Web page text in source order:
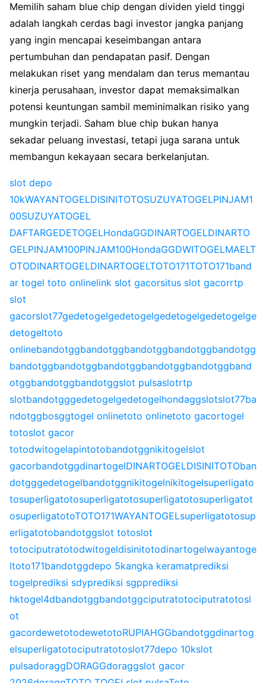
Memilih saham blue chip dengan dividen yield tinggi
adalah langkah cerdas bagi investor jangka panjang
yang ingin mencapai keseimbangan antara
pertumbuhan dan pendapatan pasif. Dengan
melakukan riset yang mendalam dan terus memantau
kinerja perusahaan, investor dapat memaksimalkan
potensi keuntungan sambil meminimalkan risiko yang
mungkin terjadi. Saham blue chip bukan hanya
sekadar peluang investasi, tetapi juga sarana untuk
membangun kekayaan secara berkelanjutan.
slot depo
10kWAYANTOGELDISINITOTOSUZUYATOGELPINJAM1
00SUZUYATOGEL
DAFTARGEDETOGELHondaGGDINARTOGELDINARTO
GELPINJAM100PINJAM100HondaGGDWITOGELMAELT
OTODINARTOGELDINARTOGELTOTO171TOTO171band
ar togel toto onlinelink slot gacorsitus slot gacorrtp
slot
gacorslot77gedetogelgedetogelgedetogelgedetogelge
detogeltoto
onlinebandotggbandotggbandotggbandotggbandotgg
bandotggbandotggbandotggbandotggbandotggband
otggbandotggbandotggslot pulsaslotrtp
slotbandotgggedetogelgedetogelhondaggslotslot77ba
ndotggbosggtogel onlinetoto onlinetoto gacortogel
totoslot gacor
totodwitogelapintotobandotggnikitogelslot
gacorbandotggdinartogelDINARTOGELDISINITOTOban
dotgggedetogelbandotggnikitogelnikitogelsuperligato
tosuperligatotosuperligatotosuperligatotosuperligatot
osuperligatotoTOTO171WAYANTOGELsuperligatotosup
erligatotobandotggslot totoslot
totociputratotodwitogeldisinitotodinartogelwayantoge
ltoto171bandotggdepo 5kangka keramatprediksi
togelprediksi sdyprediksi sgpprediksi
hktogel4dbandotggbandotggciputratotociputratotosl
ot
gacordewetotodewetotoRUPIAHGGbandotggdinartog
elsuperligatotociputratotoslot77depo 10kslot
pulsadoraggDORAGGdoraggslot gacor